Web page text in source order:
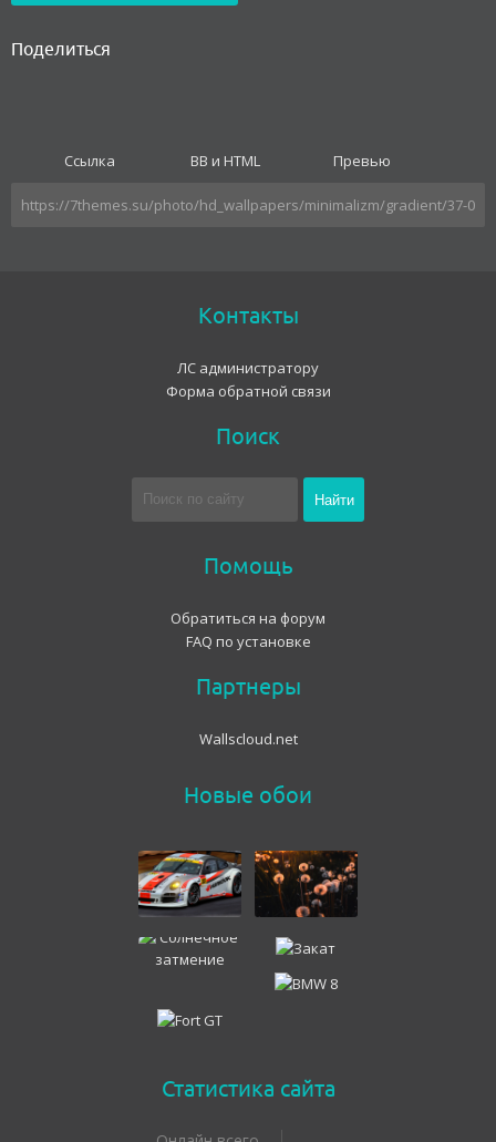
Поделиться
Ссылка BB и HTML Превью
Контакты
ЛС администратору
Форма обратной связи
Поиск
Помощь
Обратиться на форум
FAQ по установке
Партнеры
Wallscloud.net
Новые обои
Статистика сайта